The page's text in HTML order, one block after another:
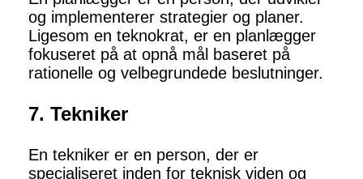
og implementerer strategier og planer.
Ligesom en teknokrat, er en planlægger
fokuseret på at opnå mål baseret på
rationelle og velbegrundede beslutninger.
7. Tekniker
En tekniker er en person, der er
specialiseret inden for teknisk viden og